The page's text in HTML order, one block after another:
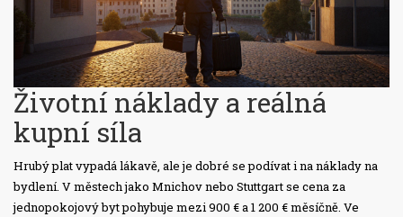
Životní náklady a reálná
kupní síla
Hrubý plat vypadá lákavě, ale je dobré se podívat i na náklady na
bydlení. V městech jako Mnichov nebo Stuttgart se cena za
jednopokojový byt pohybuje mezi 900 € a 1 200 € měsíčně. Ve